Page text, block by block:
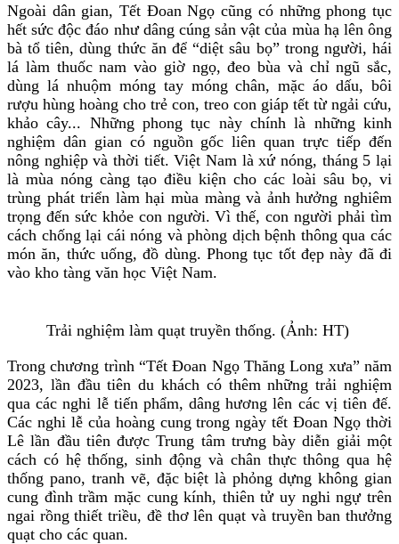
Ngoài dân gian, Tết Đoan Ngọ cũng có những phong tục
hết sức độc đáo như dâng cúng sản vật của mùa hạ lên ông
bà tổ tiên, dùng thức ăn để “diệt sâu bọ” trong người, hái
lá làm thuốc nam vào giờ ngọ, đeo bùa và chỉ ngũ sắc,
dùng lá nhuộm móng tay móng chân, mặc áo dấu, bôi
rượu hùng hoàng cho trẻ con, treo con giáp tết từ ngải cứu,
khảo cây... Những phong tục này chính là những kinh
nghiệm dân gian có nguồn gốc liên quan trực tiếp đến
nông nghiệp và thời tiết. Việt Nam là xứ nóng, tháng 5 lại
là mùa nóng càng tạo điều kiện cho các loài sâu bọ, vi
trùng phát triển làm hại mùa màng và ảnh hưởng nghiêm
trọng đến sức khỏe con người. Vì thế, con người phải tìm
cách chống lại cái nóng và phòng dịch bệnh thông qua các
món ăn, thức uống, đồ dùng. Phong tục tốt đẹp này đã đi
vào kho tàng văn học Việt Nam.
Trải nghiệm làm quạt truyền thống. (Ảnh: HT)
Trong chương trình “Tết Đoan Ngọ Thăng Long xưa” năm
2023, lần đầu tiên du khách có thêm những trải nghiệm
qua các nghi lễ tiến phẩm, dâng hương lên các vị tiên đế.
Các nghi lễ của hoàng cung trong ngày tết Đoan Ngọ thời
Lê lần đầu tiên được Trung tâm trưng bày diễn giải một
cách có hệ thống, sinh động và chân thực thông qua hệ
thống pano, tranh vẽ, đặc biệt là phỏng dựng không gian
cung đình trầm mặc cung kính, thiên tử uy nghi ngự trên
ngai rồng thiết triều, đề thơ lên quạt và truyền ban thưởng
quạt cho các quan.